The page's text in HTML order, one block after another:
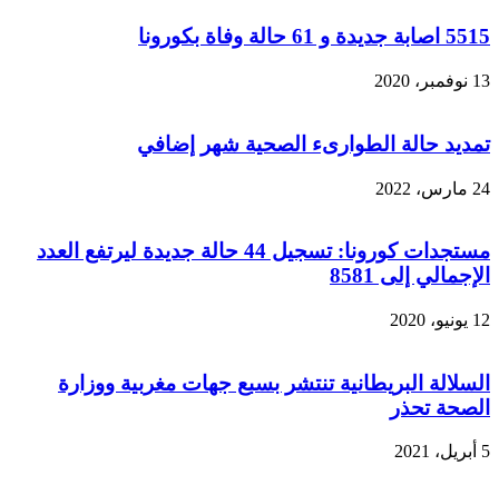
5515 اصابة جديدة و 61 حالة وفاة بكورونا
13 نوفمبر، 2020
تمديد حالة الطوارىء الصحية شهر إضافي
24 مارس، 2022
مستجدات كورونا: تسجيل 44 حالة جديدة ليرتفع العدد
الإجمالي إلى 8581
12 يونيو، 2020
السلالة البريطانية تنتشر بسبع جهات مغربية ووزارة
الصحة تحذر
5 أبريل، 2021